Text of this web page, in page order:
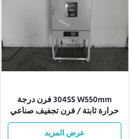
304SS W550mm فرن درجة
حرارة ثابتة / فرن تجفيف صناعي
عرض المزيد